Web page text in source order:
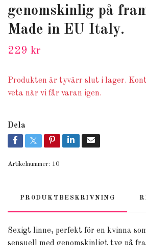
genomskinlig på
Made in EU Italy.
229 kr
Produkten är tyvärr slut i lager.
veta när vi får varan igen.
Dela
Artikelnummer: 10
PRODUKTBESKRIVNING
Sexigt linne, perfekt för en kvinna